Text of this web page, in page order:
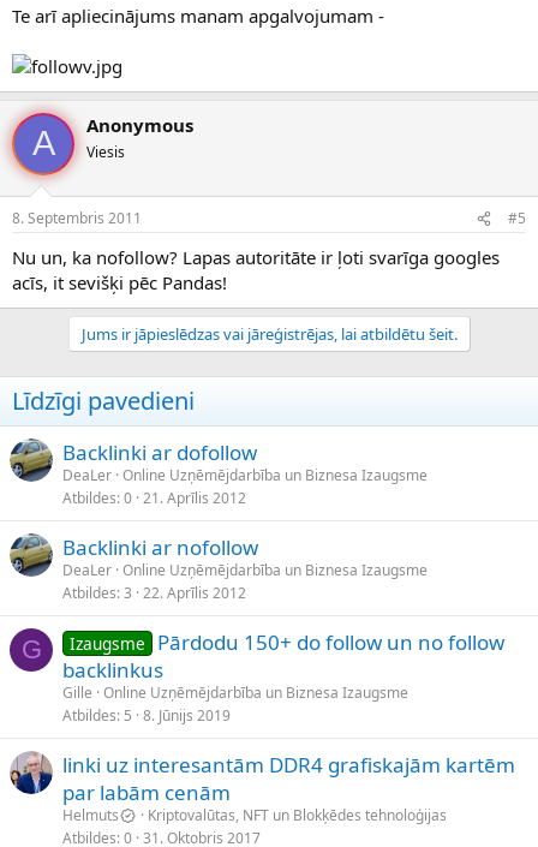
Te arī apliecinājums manam apgalvojumam -
A Anonymous
Viesis
8. Septembris 2011 #5
Nu un, ka nofollow? Lapas autoritāte ir ļoti svarīga googles
acīs, it sevišķi pēc Pandas!
Jums ir jāpieslēdzas vai jāreģistrējas, lai atbildētu šeit.
Līdzīgi pavedieni
Backlinki ar dofollow
DeaLer Online Uzņēmējdarbība un Biznesa Izaugsme
Atbildes 0 21. Aprīlis 2012
Backlinki ar nofollow
DeaLer Online Uzņēmējdarbība un Biznesa Izaugsme
Atbildes 3 22. Aprīlis 2012
G Izaugsme
Pārdodu 150+ do follow un no follow
backlinkus
Gille Online Uzņēmējdarbība un Biznesa Izaugsme
Atbildes 5 8. Jūnijs 2019
linki uz interesantām DDR4 grafiskajām kartēm
par labām cenām
Helmuts
Kriptovalūtas, NFT un Blokķēdes tehnoloģijas
Atbildes 0 31. Oktobris 2017